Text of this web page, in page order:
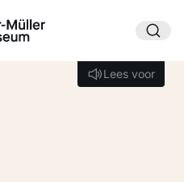
Lees voor
Lees voor